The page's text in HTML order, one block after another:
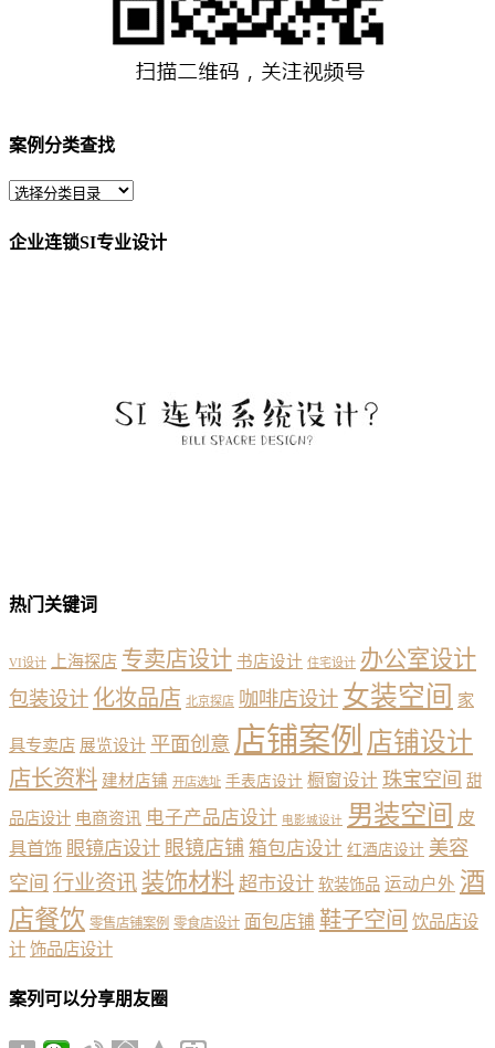
案例分类查找
企业连锁SI专业设计
热门关键词
VI设计 上海探店 专卖店设计 书店设计 住宅设计 办公室设计
包装设计 化妆品店 北京探店 咖啡店设计 女装空间 家
具专卖店 展览设计 平面创意 店铺案例 店铺设计
店长资料 建材店铺 开店选址 手表店设计 橱窗设计 珠宝空间 甜
品店设计 电商资讯 电子产品店设计 电影城设计 男装空间 皮
具首饰 眼镜店设计 眼镜店铺 箱包店设计 红酒店设计 美容
空间 行业资讯 装饰材料 超市设计 软装饰品 运动户外 酒
店餐饮 零售店铺案例 零食店设计 面包店铺 鞋子空间 饮品店设
计 饰品店设计
案列可以分享朋友圈